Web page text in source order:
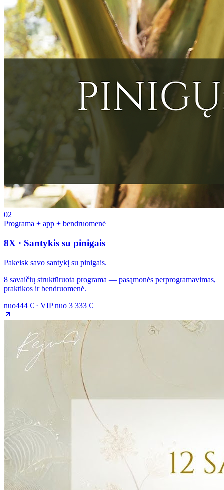
02
Programa + app + bendruomenė
8X · Santykis su pinigais
Pakeisk savo santykį su pinigais.
8 savaičių struktūruota programa — pasąmonės perprogramavimas,
praktikos ir bendruomenė.
nuo444 € · VIP nuo 3 333 €